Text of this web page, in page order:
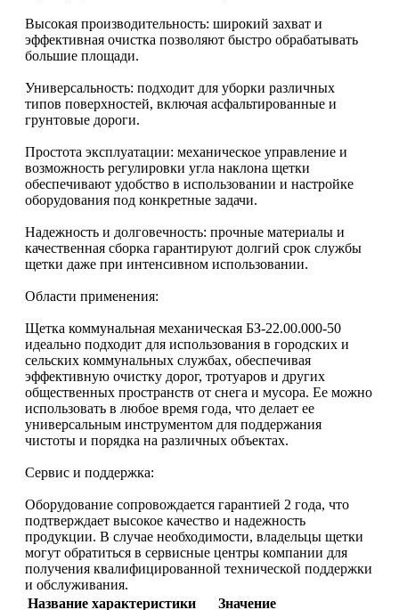
Высокая производительность: широкий захват и
эффективная очистка позволяют быстро обрабатывать
большие площади.​
Универсальность: подходит для уборки различных
типов поверхностей, включая асфальтированные и
грунтовые дороги.​
Простота эксплуатации: механическое управление и
возможность регулировки угла наклона щетки
обеспечивают удобство в использовании и настройке
оборудования под конкретные задачи.​
Надежность и долговечность: прочные материалы и
качественная сборка гарантируют долгий срок службы
щетки даже при интенсивном использовании.​
Области применения:
Щетка коммунальная механическая БЗ-22.00.000-50
идеально подходит для использования в городских и
сельских коммунальных службах, обеспечивая
эффективную очистку дорог, тротуаров и других
общественных пространств от снега и мусора. Ее можно
использовать в любое время года, что делает ее
универсальным инструментом для поддержания
чистоты и порядка на различных объектах.​
Сервис и поддержка:
Оборудование сопровождается гарантией 2 года, что
подтверждает высокое качество и надежность
продукции. В случае необходимости, владельцы щетки
могут обратиться в сервисные центры компании для
получения квалифицированной технической поддержки
и обслуживания.
Название характеристики
Значение